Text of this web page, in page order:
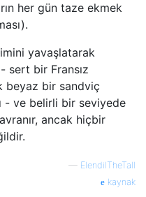
her gün taze ekmek
yavaşlatarak
sert bir Fransız
beyaz bir sandviç
- ve belirli bir seviyede
ancak hiçbir
— ElendilTheTall
kaynak